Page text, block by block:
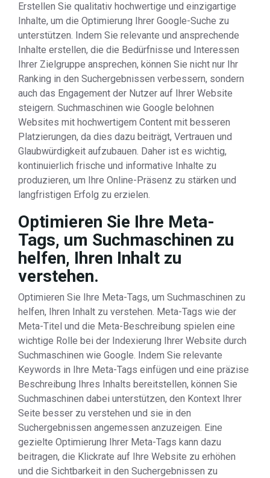
Erstellen Sie qualitativ hochwertige und einzigartige
Inhalte, um die Optimierung Ihrer Google-Suche zu
unterstützen. Indem Sie relevante und ansprechende
Inhalte erstellen, die die Bedürfnisse und Interessen
Ihrer Zielgruppe ansprechen, können Sie nicht nur Ihr
Ranking in den Suchergebnissen verbessern, sondern
auch das Engagement der Nutzer auf Ihrer Website
steigern. Suchmaschinen wie Google belohnen
Websites mit hochwertigem Content mit besseren
Platzierungen, da dies dazu beiträgt, Vertrauen und
Glaubwürdigkeit aufzubauen. Daher ist es wichtig,
kontinuierlich frische und informative Inhalte zu
produzieren, um Ihre Online-Präsenz zu stärken und
langfristigen Erfolg zu erzielen.
Optimieren Sie Ihre Meta-
Tags, um Suchmaschinen zu
helfen, Ihren Inhalt zu
verstehen.
Optimieren Sie Ihre Meta-Tags, um Suchmaschinen zu
helfen, Ihren Inhalt zu verstehen. Meta-Tags wie der
Meta-Titel und die Meta-Beschreibung spielen eine
wichtige Rolle bei der Indexierung Ihrer Website durch
Suchmaschinen wie Google. Indem Sie relevante
Keywords in Ihre Meta-Tags einfügen und eine präzise
Beschreibung Ihres Inhalts bereitstellen, können Sie
Suchmaschinen dabei unterstützen, den Kontext Ihrer
Seite besser zu verstehen und sie in den
Suchergebnissen angemessen anzuzeigen. Eine
gezielte Optimierung Ihrer Meta-Tags kann dazu
beitragen, die Klickrate auf Ihre Website zu erhöhen
und die Sichtbarkeit in den Suchergebnissen zu